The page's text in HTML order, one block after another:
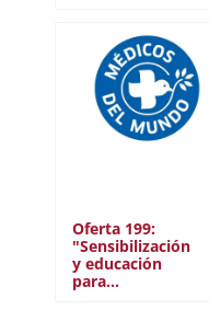
Oferta 199:
"Sensibilización
y educación
para…